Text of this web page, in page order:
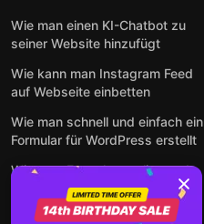
Wie man einen KI-Chatbot zu
seiner Website hinzufügt
Wie kann man Instagram Feed
auf Webseite einbetten
Wie man schnell und einfach ein
Formular für WordPress erstellt
Wie man Formulare online und
kostenlos auf jeder Website
einbettet